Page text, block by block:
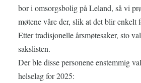
bor i omsorgsbolig på Leland, så vi
møtene våre der, slik at det blir enkelt
Etter tradisjonelle årsmøtesaker, sto
sakslisten.
Der ble disse personene enstemmig
helselag for 2025: